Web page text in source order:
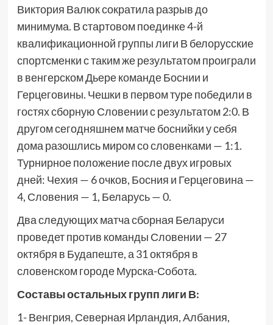
Виктория Валюк сократила разрыв до
минимума. В стартовом поединке 4-й
квалификационной группы лиги В белорусские
спортсменки с таким же результатом проиграли
в венгерском Дьере команде Боснии и
Герцеговины. Чешки в первом туре победили в
гостях сборную Словении с результатом 2:0. В
другом сегодняшнем матче боснийки у себя
дома разошлись миром со словенками — 1:1.
Турнирное положение после двух игровых
дней: Чехия — 6 очков, Босния и Герцеговина —
4, Словения — 1, Беларусь — 0.
Два следующих матча сборная Беларуси
проведет против команды Словении — 27
октября в Будапеште, а 31 октября в
словенском городе Мурска-Собота.
Составы остальных групп лиги В:
1- Венгрия, Северная Ирландия, Албания,